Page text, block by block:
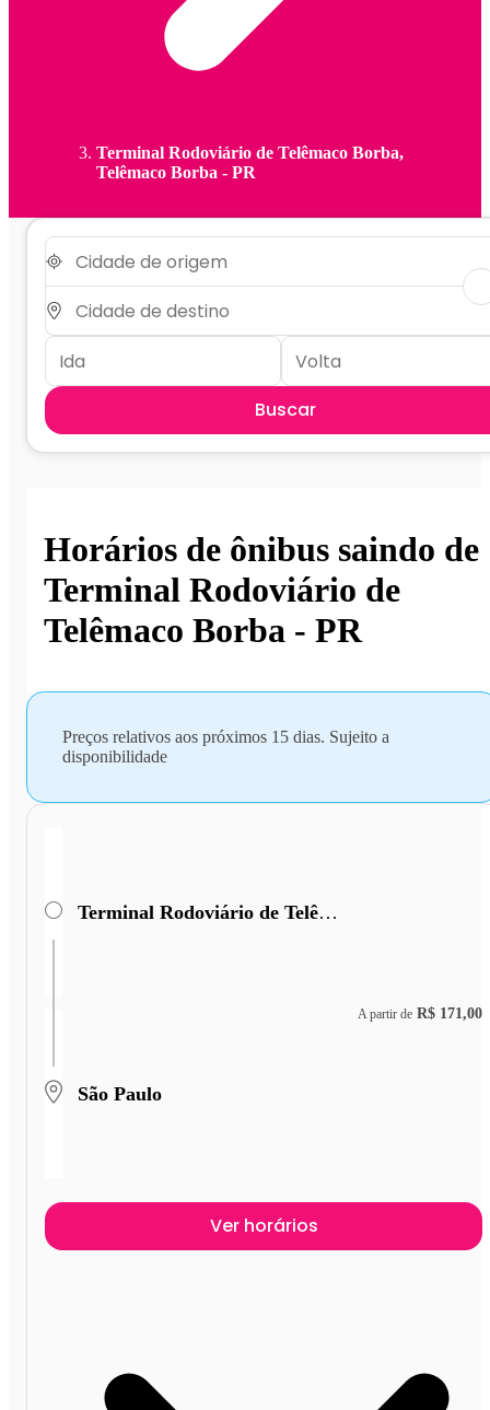
Terminal Rodoviário de Telêmaco Borba,
Telêmaco Borba - PR
Buscar
Horários de ônibus saindo de
Terminal Rodoviário de
Telêmaco Borba - PR
Preços relativos aos próximos 15 dias. Sujeito a
disponibilidade
Terminal Rodoviário de Telêmaco Borba
São Paulo
A partir de R$ 171,00
Ver horários